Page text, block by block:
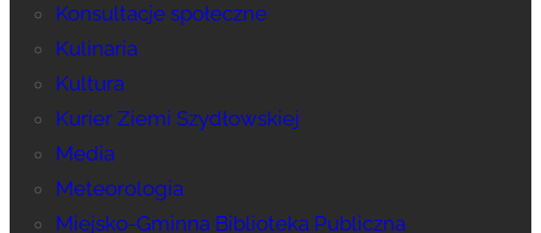
Konsultacje społeczne
Kulinaria
Kultura
Kurier Ziemi Szydłowskiej
Media
Meteorologia
Miejsko-Gminna Biblioteka Publiczna